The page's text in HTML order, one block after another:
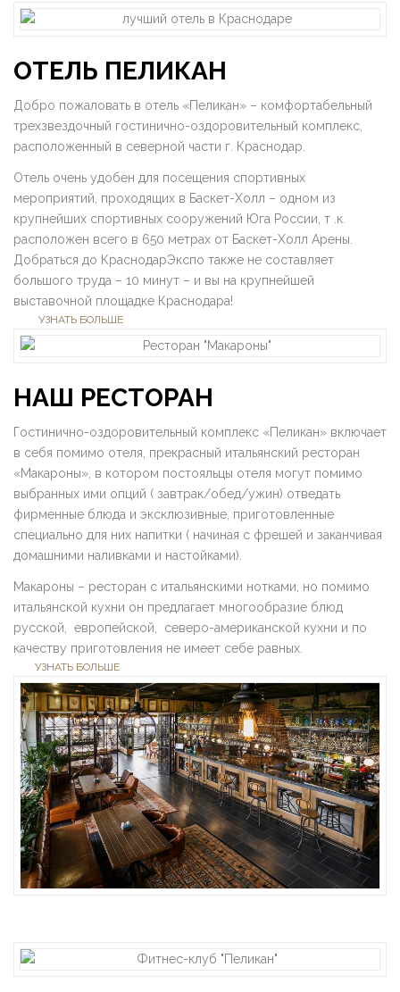
ОТЕЛЬ ПЕЛИКАН
Добро пожаловать в отель «Пеликан» – комфортабельный
трехзвездочный гостинично-оздоровительный комплекс,
расположенный в северной части г. Краснодар.
Отель очень удобен для посещения спортивных
мероприятий, проходящих в Баскет-Холл – одном из
крупнейших спортивных сооружений Юга России, т .к.
расположен всего в 650 метрах от Баскет-Холл Арены.
Добраться до КраснодарЭкспо также не составляет
большого труда – 10 минут – и вы на крупнейшей
выставочной площадке Краснодара!
УЗНАТЬ БОЛЬШЕ
НАШ РЕСТОРАН
Гостинично-оздоровительный комплекс «Пеликан» включает
в себя помимо отеля, прекрасный итальянский ресторан
«Макароны», в котором постояльцы отеля могут помимо
выбранных ими опций ( завтрак/обед/ужин) отведать
фирменные блюда и эксклюзивные, приготовленные
специально для них напитки ( начиная с фрешей и заканчивая
домашними наливками и настойками).
Макароны – ресторан с итальянскими нотками, но помимо
итальянской кухни он предлагает многообразие блюд
русской, европейской, северо-американской кухни и по
качеству приготовления не имеет себе равных.
УЗНАТЬ БОЛЬШЕ